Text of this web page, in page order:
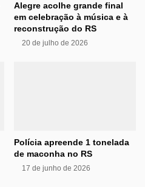
Alegre acolhe grande final
em celebração à música e à
reconstrução do RS
20 de julho de 2026
Polícia apreende 1 tonelada
de maconha no RS
17 de junho de 2026